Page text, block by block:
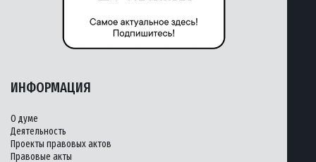
ИНФОРМАЦИЯ
О думе
Деятельность
Проекты правовых актов
Правовые акты